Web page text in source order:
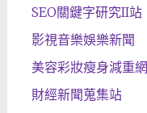
SEO關鍵字研究II站
影視音樂娛樂新聞
美容彩妝瘦身減重網
財經新聞蒐集站